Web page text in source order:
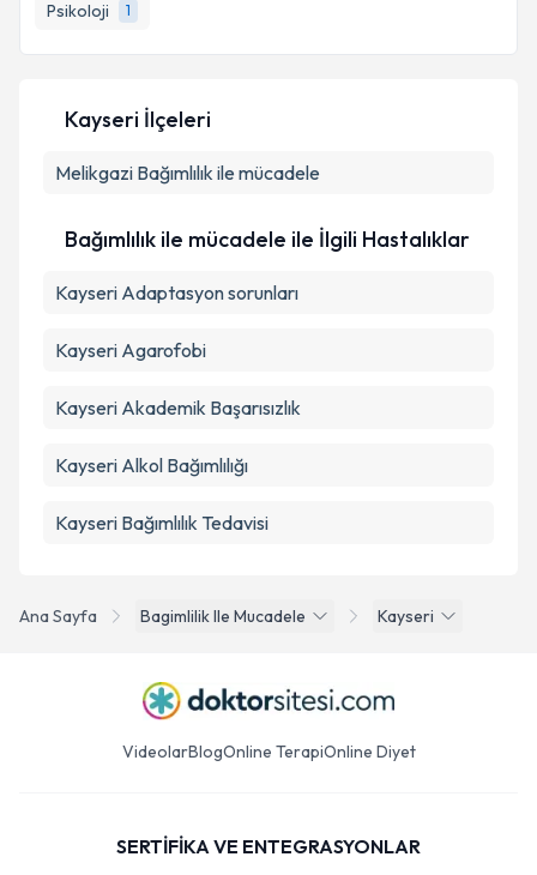
Psikoloji
1
E-posta Adresiniz
Metni'ni okudum ve kişisel verilerimin belirtilen
Ana Sayfa Bagimlilik Ile Mucadele Kayseri
Kayseri İlçeleri
Melikgazi Bağımlılık ile mücadele
Bağımlılık ile mücadele ile İlgili Hastalıklar
Kayseri Adaptasyon sorunları
Kayseri Agarofobi
Kayseri Akademik Başarısızlık
Kayseri Alkol Bağımlılığı
Kayseri Bağımlılık Tedavisi
VideolarBlogOnline TerapiOnline Diyet
SERTİFİKA VE ENTEGRASYONLAR